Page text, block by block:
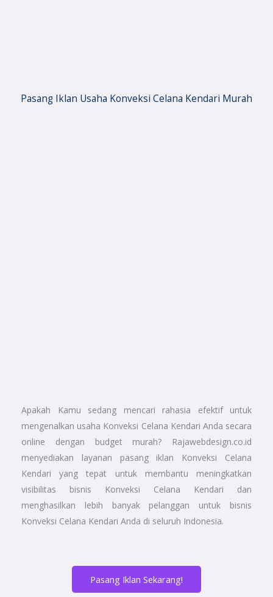
Pasang Iklan Usaha Konveksi Celana Kendari Murah
Apakah Kamu sedang mencari rahasia efektif untuk
mengenalkan usaha Konveksi Celana Kendari Anda secara
online dengan budget murah? Rajawebdesign.co.id
menyediakan layanan pasang iklan Konveksi Celana
Kendari yang tepat untuk membantu meningkatkan
visibilitas bisnis Konveksi Celana Kendari dan
menghasilkan lebih banyak pelanggan untuk bisnis
Konveksi Celana Kendari Anda di seluruh Indonesia.
Pasang Iklan Sekarang!